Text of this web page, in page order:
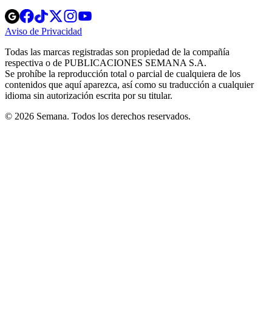
Opens
in
new
Opens
in
new
Opens
in
new
window
Opens
new
windowwindow
Aviso de Privacidad
new
window
Todas las marcas registradas son propiedad de la compañía
respectiva o de PUBLICACIONES SEMANA S.A.
Se prohíbe la reproducción total o parcial de cualquiera de los
contenidos que aquí aparezca, así como su traducción a cualquier
idioma sin autorización escrita por su titular.
© 2026 Semana. Todos los derechos reservados.